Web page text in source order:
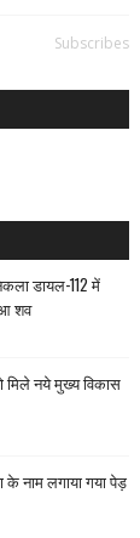
Subscribes
डायल-112 में
शव
मिले नये मुख्य विकास
नाम लगाया गया पेड़